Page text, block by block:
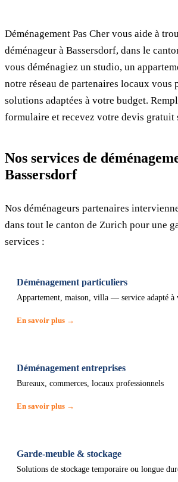
Déménagement Pas Cher vous aide à
déménageur à Bassersdorf, dans le
vous déménagiez un studio, un
notre réseau de partenaires locaux vous
solutions adaptées à votre budget.
formulaire et recevez votre devis gratuit
Nos services de
Bassersdorf
Nos déménageurs partenaires
dans tout le canton de Zurich pour une
services :
Déménagement particuliers
Appartement, maison, villa — service adapté à
En savoir plus →
Déménagement entreprises
Bureaux, commerces, locaux professionnels
En savoir plus →
Garde-meuble & stockage
Solutions de stockage temporaire ou longue